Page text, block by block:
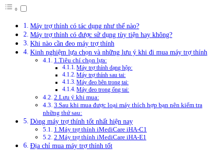
Máy trợ thính có tác dụng như thế nào?
Máy trợ thính có được sử dụng tùy tiện hay không?
Khi nào cần đeo máy trợ thính
Kinh nghiệm lựa chọn và những lưu ý khi đi mua máy trợ thính
1.Tiêu chí chọn lựa:
Máy trợ thính dạng hộp:
Máy trợ thính sau tai:
Máy đeo bên trong tai:
Máy đeo trong ống tai:
2.Lưu ý khi mua:
3.Sau khi mua được loại máy thích hợp bạn nên kiểm tra
những thứ sau:
Dòng máy trợ thính tốt nhất hiện nay
1.Máy trợ thính iMediCare iHA-C1
2.Máy trợ thính iMediCare iHA-E1
Địa chỉ mua máy trợ thính tốt